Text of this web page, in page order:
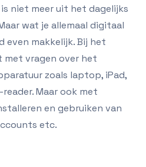
niet meer uit het dagelijks
wat je allemaal digitaal
even makkelijk. Bij het
met vragen over het
zoals laptop, iPad,
Maar ook met
en gebruiken van
etc.